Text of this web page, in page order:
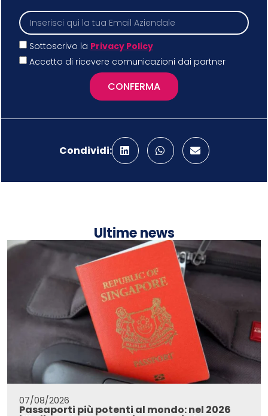
Sottoscrivo la Privacy Policy
Accetto di ricevere comunicazioni dai partner
CONFERMA
Condividi:
Ultime news
07/08/2026
Passaporti più potenti al mondo: nel 2026